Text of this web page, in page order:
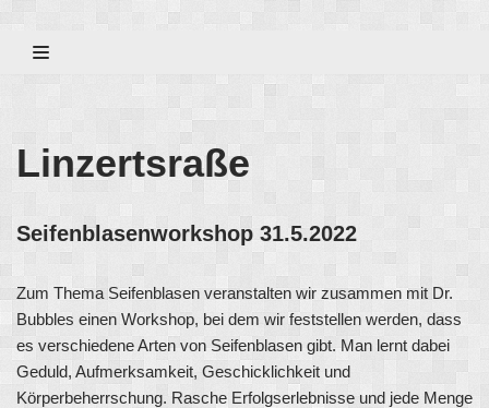
Zum
Linzertsraße
Seifenblasenworkshop 31.5.2022
Zum Thema Seifenblasen veranstalten wir zusammen mit Dr.
Bubbles einen Workshop, bei dem wir feststellen werden, dass
es verschiedene Arten von Seifenblasen gibt. Man lernt dabei
Geduld, Aufmerksamkeit, Geschicklichkeit und
Körperbeherrschung. Rasche Erfolgserlebnisse und jede Menge